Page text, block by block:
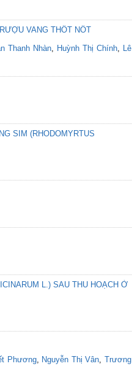
VANG THỐT NỐT
Thanh Nhàn, Huỳnh Thị Chính, Lê
SIM (RHODOMYRTUS
L.) SAU THU HOẠCH Ở
Phương, Nguyễn Thị Vân,Trương